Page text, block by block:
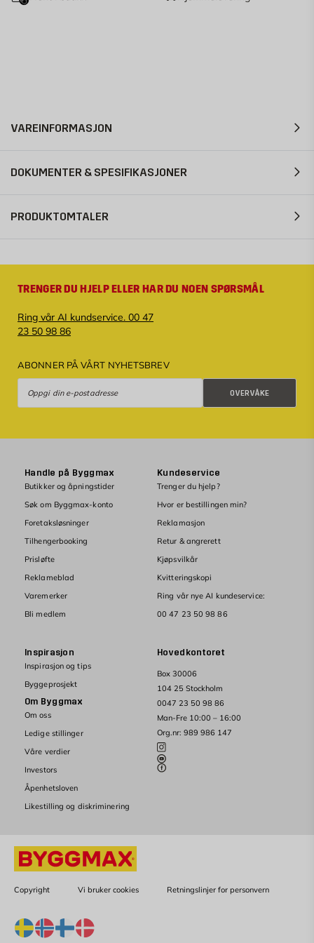
VAREINFORMASJON
DOKUMENTER & SPESIFIKASJONER
PRODUKTOMTALER
TRENGER DU HJELP ELLER HAR DU NOEN SPØRSMÅL
Ring vår AI kundservice. 00 47
23 50 98 86
ABONNER PÅ VÅRT NYHETSBREV
OVERVÅKE
Hovedkontoret
Box 30006
104 25 Stockholm
0047 23 50 98 86
Man-Fre 10:00 – 16:00
Org.nr: 989 986 147
Handle på Byggmax
Butikker og åpningstider
Søk om Byggmax-konto
Foretaksløsninger
Tilhengerbooking
Prisløfte
Reklameblad
Varemerker
Bli medlem
Kundeservice
Trenger du hjelp?
Hvor er bestillingen min?
Reklamasjon
Retur & angrerett
Kjøpsvilkår
Kvitteringskopi
Ring vår nye AI kundeservice:
00 47 23 50 98 86
Inspirasjon
Inspirasjon og tips
Byggeprosjekt
Om Byggmax
Om oss
Ledige stillinger
Våre verdier
Investors
Åpenhetsloven
Likestilling og diskriminering
Copyright Vi bruker cookies Retningslinjer for personvern